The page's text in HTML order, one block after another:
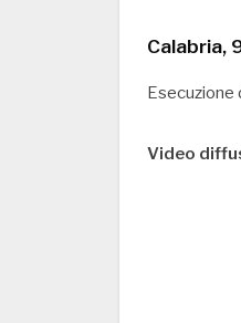
Calabria,
Esecuzione
Video